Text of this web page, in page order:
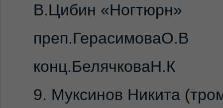
В.Цибин «Ногтюрн»
преп.ГерасимоваО.В
конц.БелячковаН.К
9. Муксинов Никита